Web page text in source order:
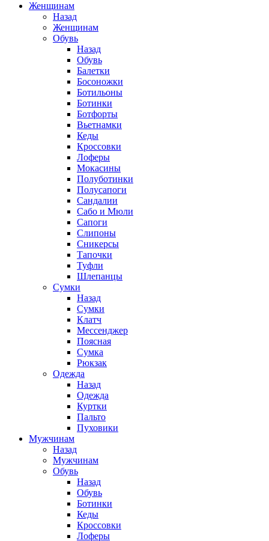
Женщинам
Назад
Женщинам
Обувь
Назад
Обувь
Балетки
Босоножки
Ботильоны
Ботинки
Ботфорты
Вьетнамки
Кеды
Кроссовки
Лоферы
Мокасины
Полуботинки
Полусапоги
Сандалии
Сабо и Мюли
Сапоги
Слипоны
Сникерсы
Тапочки
Туфли
Шлепанцы
Cумки
Назад
Cумки
Клатч
Мессенджер
Поясная
Сумка
Рюкзак
Одежда
Назад
Одежда
Куртки
Пальто
Пуховики
Мужчинам
Назад
Мужчинам
Обувь
Назад
Обувь
Ботинки
Кеды
Кроссовки
Лоферы